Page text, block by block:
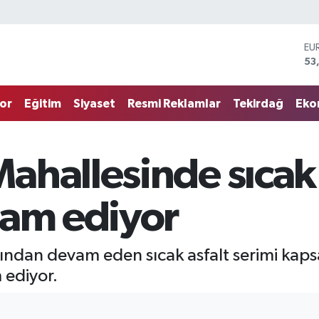
Eğitim Siyaset Resmi Reklamlar Tekirdağ
ediyor
devam eden sıcak asfalt serimi
ediyor.